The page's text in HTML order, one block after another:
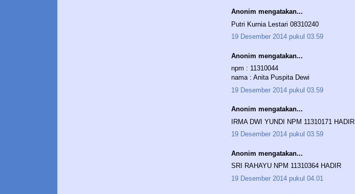
Anonim mengatakan...
Putri Kurnia Lestari 08310240
19 Desember 2014 pukul 03.59
Anonim mengatakan...
npm : 11310044
nama : Anita Puspita Dewi
19 Desember 2014 pukul 03.59
Anonim mengatakan...
IRMA DWI YUNDI NPM 11310171 HADIR
19 Desember 2014 pukul 03.59
Anonim mengatakan...
SRI RAHAYU NPM 11310364 HADIR
19 Desember 2014 pukul 04.01